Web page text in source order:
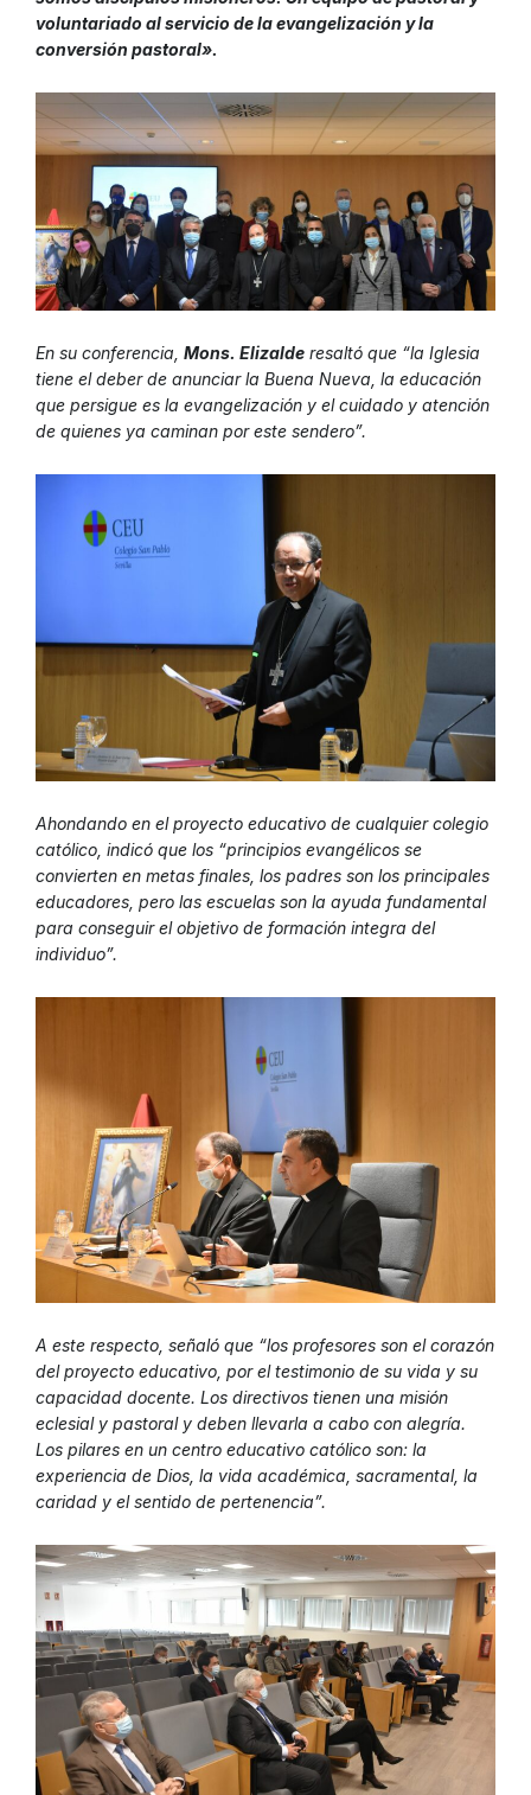
voluntariado al servicio de la evangelización y la
conversión pastoral».
En su conferencia, Mons. Elizalde resaltó que “la Iglesia
tiene el deber de anunciar la Buena Nueva, la educación
que persigue es la evangelización y el cuidado y atención
de quienes ya caminan por este sendero”.
Ahondando en el proyecto educativo de cualquier colegio
católico, indicó que los “principios evangélicos se
convierten en metas finales, los padres son los principales
educadores, pero las escuelas son la ayuda fundamental
para conseguir el objetivo de formación integra del
individuo”.
A este respecto, señaló que “los profesores son el corazón
del proyecto educativo, por el testimonio de su vida y su
capacidad docente. Los directivos tienen una misión
eclesial y pastoral y deben llevarla a cabo con alegría.
Los pilares en un centro educativo católico son: la
experiencia de Dios, la vida académica, sacramental, la
caridad y el sentido de pertenencia”.